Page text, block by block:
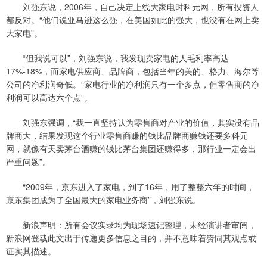
刘强东说，2006年，自己决定上线大家电时科元网，所有投资人
都反对。“他们说亚马逊这么强，在美国如此的强大，也没有在网上卖
大家电”。
“但我说可以”，刘强东说，我发现卖家电的人毛利率高达
17%-18%，而家电供应商、品牌商，包括当年的美的、格力、海尔等
公司的净利润奇低。“家电行业的净利润只有一个多点，但零售商的净
利润可以高达六个点”。
刘强东强调，“我一直坚持认为零售商对产业的价值，其实没有品
牌商大，结果发现这个行业零售商赚的钱比品牌商赚钱还要多科元
网，就像有天卖茅台酒赚的钱比茅台集团还赚得多，那行业一定会出
严重问题”。
“2009年，京东进入了家电，到了16年，用了整整六年的时间，
京东集团成为了全国最大的家电业务商”，刘强东说。
新浪声明：所有会议实录均为现场速记整理，未经演讲者审阅，
新浪网登载此文出于传递更多信息之目的，并不意味着赞同其观点或
证实其描述。